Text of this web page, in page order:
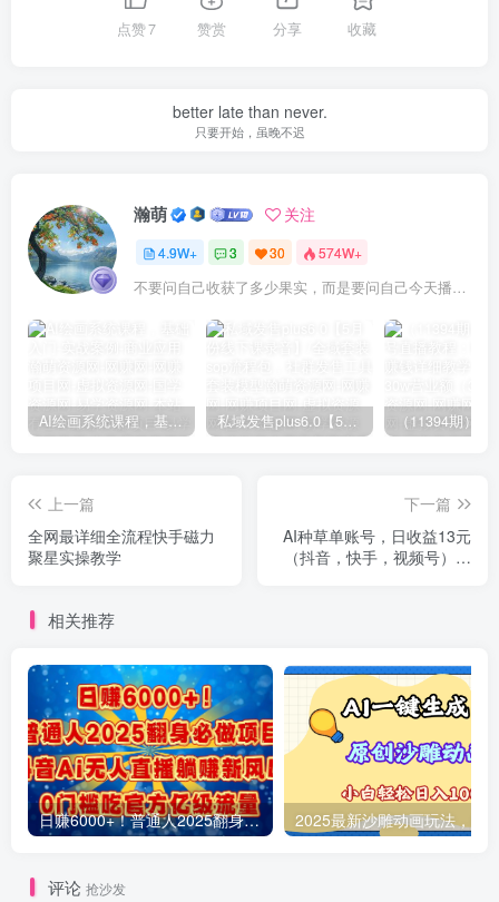
点赞7 赞赏 分享 收藏
better late than never.
只要开始，虽晚不迟
瀚萌 关注
4.9W+ 3 30 574W+
不要问自己收获了多少果实，而是要问自己今天播种了多少种子
AI绘画系统课程，基础入门-实战案例-商业应用 私域发售plus6.0【5月份线下课录音】/全域套装sop流程包，社群发售工具套装模型
上一篇
全网最详细全流程快手磁力
聚星实操教学
下一篇
AI种草单账号，日收益13元
（抖音，快手，视频号），
相关推荐
日赚6000+！普通人2025翻身必做项目，抖音Ai无人直播躺赚新风口，0门槛吃官方亿级流量
评论 抢沙发